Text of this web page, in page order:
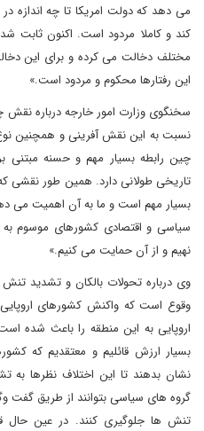
می دهد که دولت امریکا تا چه اندازه
کند و کاملا مردود است. اکنون ثابت
مختلف دخالت می کرده و برای این
این رفتارها محکوم و مردود است.»
سخنگوی وزارت امور خارجه درباره نقش
نسبت به این نقش آفرینی و همچنین
چین رابطه بسیار مهم و حسنه مبتنی
تاریخی طولانی دارد. همین طور نقشی
بسیار مهم است و ما به آن اهمیت می
سیاسی و اقتصادی کشورهای موسوم
نهیم و از آن حمایت می کنیم.»
وی درباره تحولات بالکان و تشدید
وقوع است که واکنش کشورهای
اروپایی به این منطقه را باعث شده
بسیار ارزش قائلیم و معتقدیم که
نشان بدهند تا این اختلاف نظرها به
گروه های سیاسی بتوانند از طریق گفت
تنش ها جلوگیری کنند. در عین حال